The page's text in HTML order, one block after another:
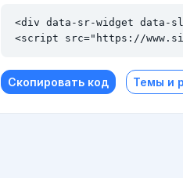
<div data-sr-widget data-
<script src="https://
Скопировать код Темы и